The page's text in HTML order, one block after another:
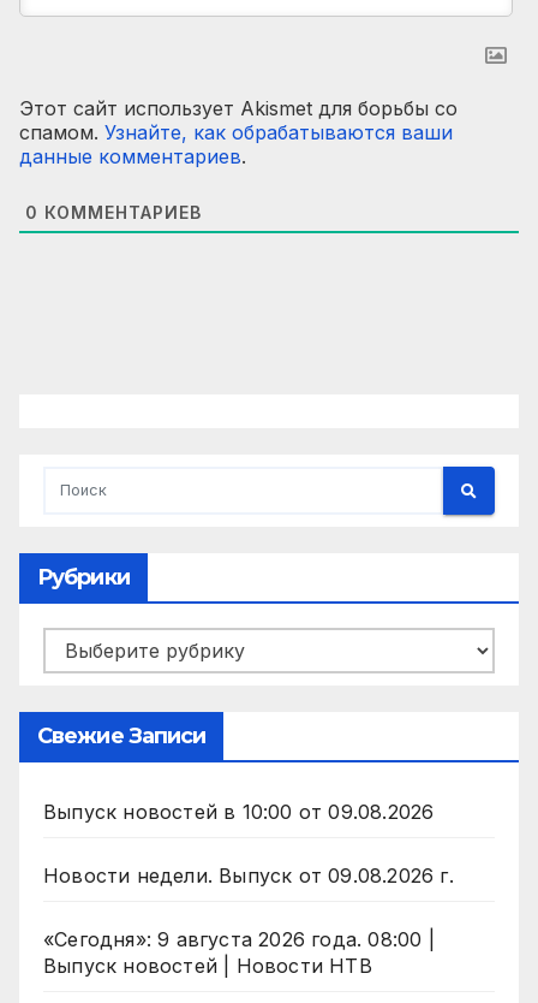
Этот сайт использует Akismet для борьбы со
спамом. Узнайте, как обрабатываются ваши
данные комментариев.
0 КОММЕНТАРИЕВ
Рубрики
Рубрики
Свежие Записи
Выпуск новостей в 10:00 от 09.08.2026
Новости недели. Выпуск от 09.08.2026 г.
«Сегодня»: 9 августа 2026 года. 08:00 |
Выпуск новостей | Новости НТВ